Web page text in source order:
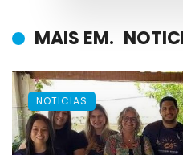
MAIS EM.
NOTICIAS